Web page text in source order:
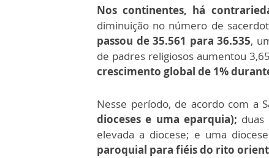
Nos continentes, há
diminuição no número de
passou de 35.561 para 36.535,
de padres religiosos aumentou
crescimento global de 1%
Nesse período, de acordo com a
dioceses e uma eparquia);
elevada a diocese; e uma
paroquial para fiéis do rito